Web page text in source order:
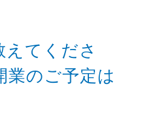
てくださ
業のご予定は